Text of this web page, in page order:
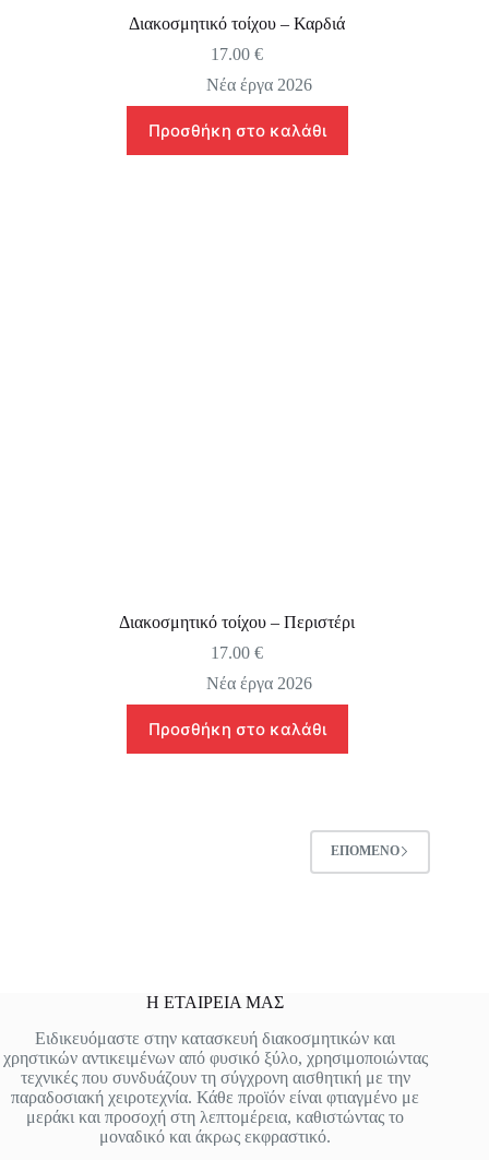
Διακοσμητικό τοίχου – Καρδιά
17.00€
Νέα έργα 2026
Προσθήκη στο καλάθι
Διακοσμητικό τοίχου – Περιστέρι
17.00€
Νέα έργα 2026
Προσθήκη στο καλάθι
ΕΠΌΜΕΝΟ
Η ΕΤΑΙΡΕΙΑ ΜΑΣ
Ειδικευόμαστε στην κατασκευή διακοσμητικών και
χρηστικών αντικειμένων από φυσικό ξύλο, χρησιμοποιώντας
τεχνικές που συνδυάζουν τη σύγχρονη αισθητική με την
παραδοσιακή χειροτεχνία. Κάθε προϊόν είναι φτιαγμένο με
μεράκι και προσοχή στη λεπτομέρεια, καθιστώντας το
μοναδικό και άκρως εκφραστικό.